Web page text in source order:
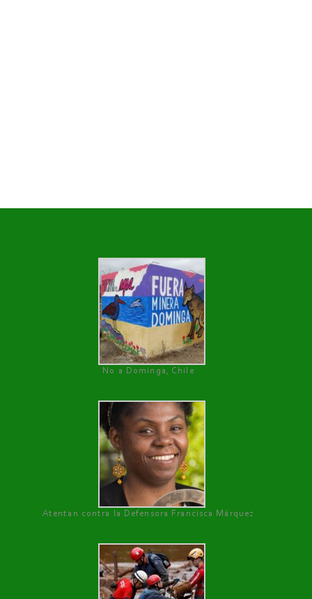
No a Dominga, Chile
Atentan contra la Defensora Francisca Márquez